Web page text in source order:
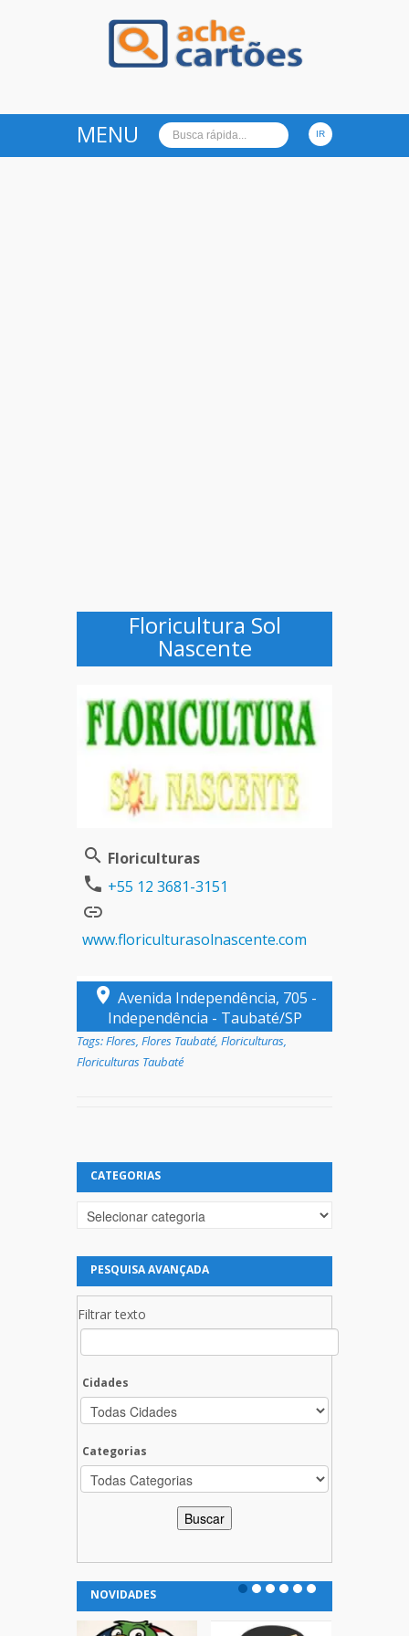
MENU
Floricultura Sol
Nascente
Floriculturas
+55 12 3681-3151
www.floriculturasolnascente.com
Avenida Independência, 705 -
Independência - Taubaté/SP
Tags:Flores, Flores Taubaté, Floriculturas,
Floriculturas Taubaté
CATEGORIAS
Categorias
PESQUISA AVANÇADA
Filtrar texto
Cidades
Categorias
NOVIDADES